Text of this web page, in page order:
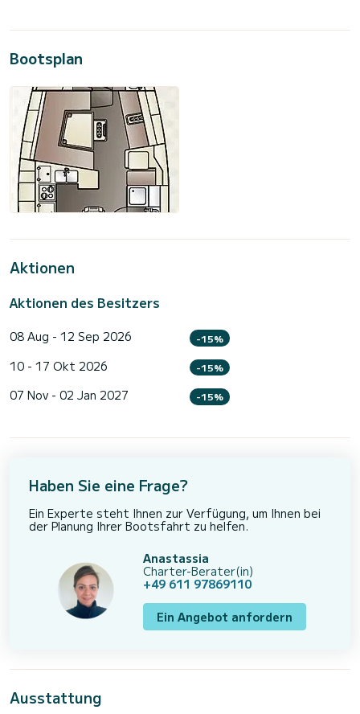
Bootsplan
Aktionen
Aktionen des Besitzers
08 Aug - 12 Sep 2026 -15%
10 - 17 Okt 2026 -15%
07 Nov - 02 Jan 2027 -15%
Haben Sie eine Frage?
Ein Experte steht Ihnen zur Verfügung, um Ihnen bei
der Planung Ihrer Bootsfahrt zu helfen.
Anastassia
Charter-Berater(in)
+49 611 97869110
Ein Angebot anfordern
Ausstattung